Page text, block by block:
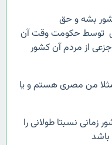
بشه و حق
توسط حکومت وقت آن
از مردم آن کشور
من مصری هستم و یا
زمانی نسبتا طولانی را
باشد